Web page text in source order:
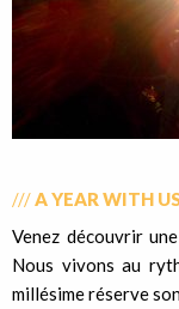
///A YEAR WITH
Venez découvrir
Nous vivons au
millésime réserve